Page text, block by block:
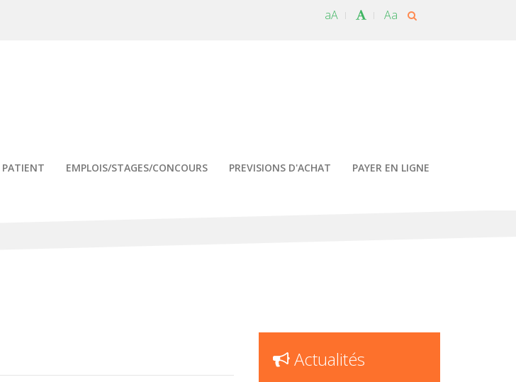
aA Aa
PATIENT EMPLOIS/STAGES/CONCOURS PREVISIONS D'ACHAT PAYER EN LIGNE
Actualités